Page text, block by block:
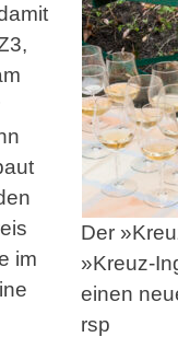
Der
»Kreuz-
einen
rsp
im